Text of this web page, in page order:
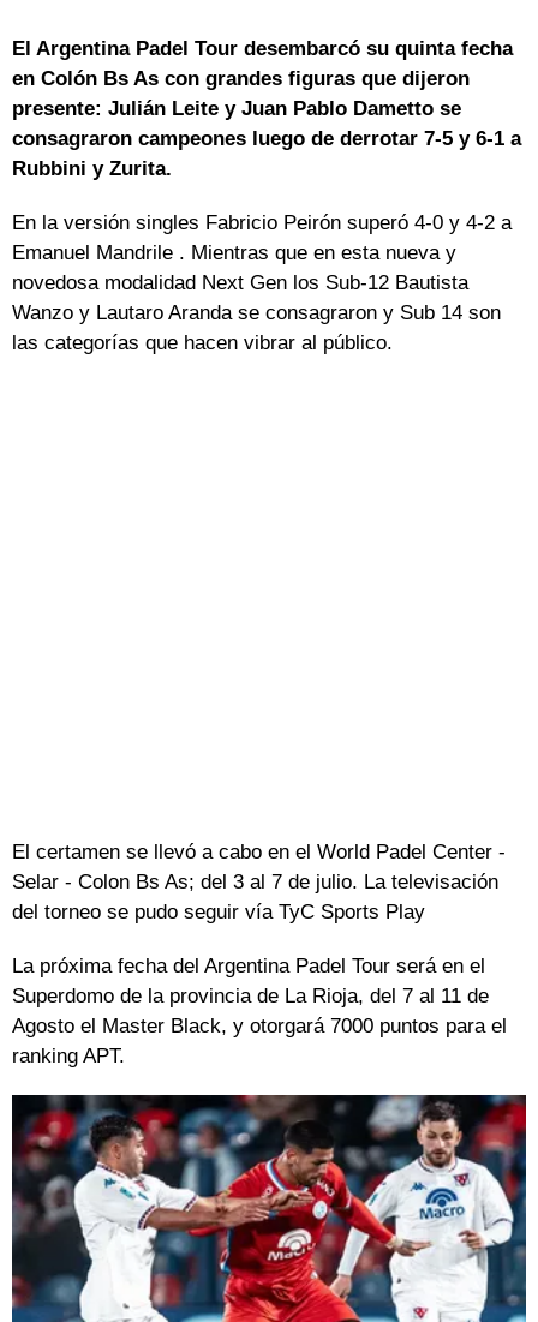
El Argentina Padel Tour desembarcó su quinta fecha
en Colón Bs As con grandes figuras que dijeron
presente: Julián Leite y Juan Pablo Dametto se
consagraron campeones luego de derrotar 7-5 y 6-1 a
Rubbini y Zurita.
En la versión singles Fabricio Peirón superó 4-0 y 4-2 a
Emanuel Mandrile . Mientras que en esta nueva y
novedosa modalidad Next Gen los Sub-12 Bautista
Wanzo y Lautaro Aranda se consagraron y Sub 14 son
las categorías que hacen vibrar al público.
El certamen se llevó a cabo en el World Padel Center -
Selar - Colon Bs As; del 3 al 7 de julio. La televisación
del torneo se pudo seguir vía TyC Sports Play
La próxima fecha del Argentina Padel Tour será en el
Superdomo de la provincia de La Rioja, del 7 al 11 de
Agosto el Master Black, y otorgará 7000 puntos para el
ranking APT.